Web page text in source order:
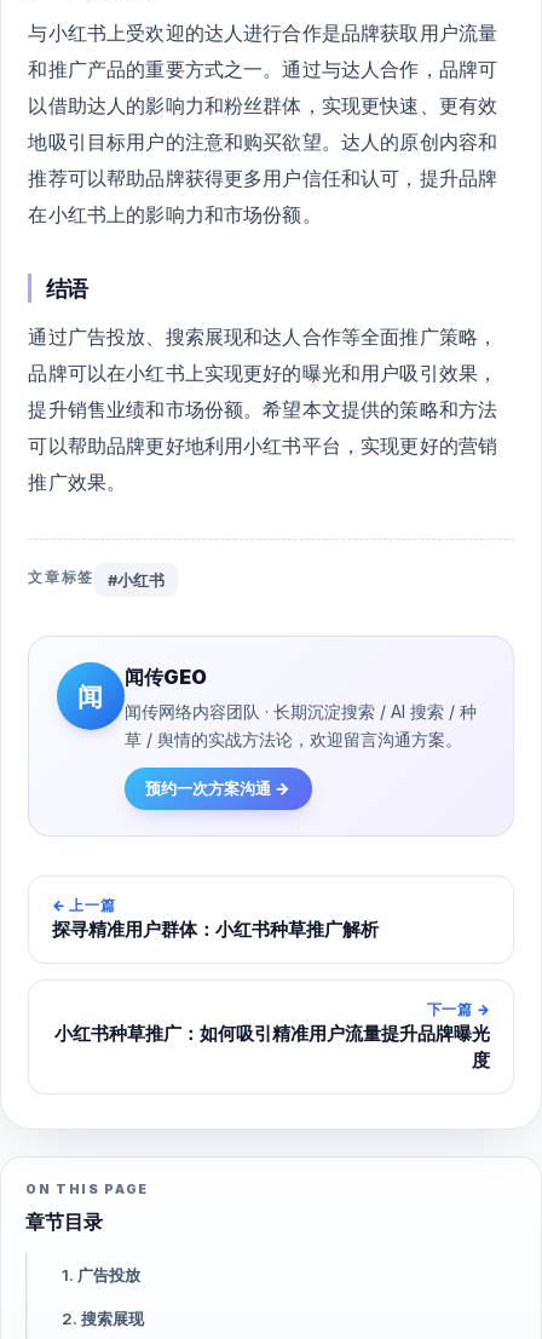
与小红书上受欢迎的达人进行合作是品牌获取用户流量
和推广产品的重要方式之一。通过与达人合作，品牌可
以借助达人的影响力和粉丝群体，实现更快速、更有效
地吸引目标用户的注意和购买欲望。达人的原创内容和
推荐可以帮助品牌获得更多用户信任和认可，提升品牌
在小红书上的影响力和市场份额。
结语
通过广告投放、搜索展现和达人合作等全面推广策略，
品牌可以在小红书上实现更好的曝光和用户吸引效果，
提升销售业绩和市场份额。希望本文提供的策略和方法
可以帮助品牌更好地利用小红书平台，实现更好的营销
推广效果。
文章标签 #小红书
闻
闻传GEO
闻传网络内容团队 · 长期沉淀搜索 / AI 搜索 / 种
草 / 舆情的实战方法论，欢迎留言沟通方案。
预约一次方案沟通 →
← 上一篇
探寻精准用户群体：小红书种草推广解析
下一篇 →
小红书种草推广：如何吸引精准用户流量提升品牌曝光
度
ON THIS PAGE
章节目录
1. 广告投放
2. 搜索展现